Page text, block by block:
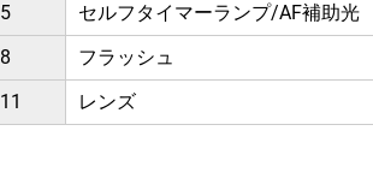
5 セルフタイマーランプ/AF補助光
8 フラッシュ
11 レンズ